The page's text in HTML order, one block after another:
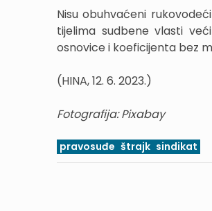
Nisu obuhvaćeni
tijelima sudbene vlasti
osnovice i koeficijenta bez
(HINA, 12. 6. 2023.)
Fotografija: Pixabay
pravosuđe štrajk sindikat